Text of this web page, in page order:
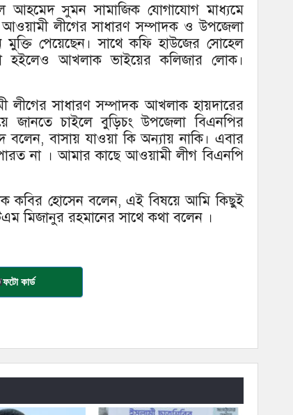
আহমেদ সুমন সামাজিক যোগাযোগ মাধ্যমে
লীগের সাধারণ সম্পাদক ও উপজেলা
মুক্তি পেয়েছেন। সাথে কফি হাউজের সোহেল
হইলেও আখলাক ভাইয়ের কলিজার লোক।
লীগের সাধারণ সম্পাদক আখলাক হায়দারের
জানতে চাইলে বুড়িচং উপজেলা বিএনপির
বাসায় যাওয়া কি অন্যায় নাকি। এবার
না । আমার কাছে আওয়ামী লীগ বিএনপি
কবির হোসেন বলেন, এই বিষয়ে আমি কিছুই
মিজানুর রহমানের সাথে কথা বলেন ।
ফটো কার্ড